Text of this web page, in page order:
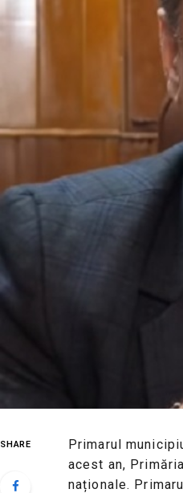
SHARE
Primarul
acest an,
naționale.